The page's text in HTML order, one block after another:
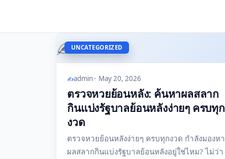
UNCATEGORIZED
✍️
admin May 20, 2026
ตรวจหวยย้อนหลัง: ค้นหาผลสลาก
กินแบ่งรัฐบาลย้อนหลังง่ายๆ ครบทุก
งวด
ตรวจหวยย้อนหลังง่ายๆ ครบทุกงวด กำลังมองหา
ผลสลากกินแบ่งรัฐบาลย้อนหลังอยู่ใช่ไหม? ไม่ว่า